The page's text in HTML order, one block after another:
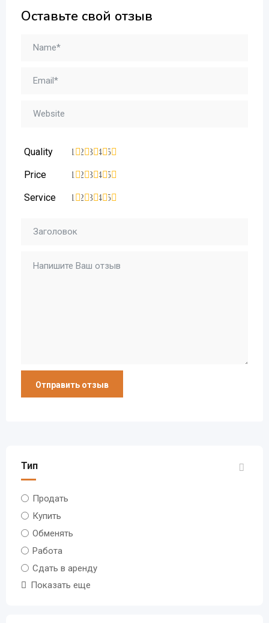
Оставьте свой отзыв
Quality 5
4
3
2
1
Price 5
4
3
2
1
Service 5
4
3
2
1
Тип
Продать
Купить
Обменять
Работа
Сдать в аренду
Показать еще